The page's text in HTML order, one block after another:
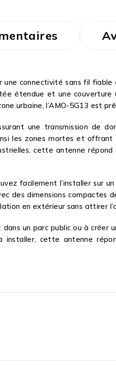
une connectivité sans fil
étendue et une couverture
urbaine, l’AMO-5G13 est
une transmission de
les zones mortes et
cette antenne
facilement l’installer sur
des dimensions compactes
en extérieur sans attirer
un parc public ou à créer
installer, cette antenne